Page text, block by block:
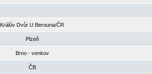
Králův Dvůr U Berouna/ČR
Plzeň
Brno - venkov
ČB